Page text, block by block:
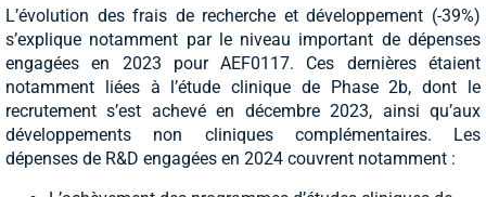
L’évolution des frais de recherche et développement (-39%)
s’explique notamment par le niveau important de dépenses
engagées en 2023 pour AEF0117. Ces dernières étaient
notamment liées à l’étude clinique de Phase 2b, dont le
recrutement s’est achevé en décembre 2023, ainsi qu’aux
développements non cliniques complémentaires. Les
dépenses de R&D engagées en 2024 couvrent notamment :